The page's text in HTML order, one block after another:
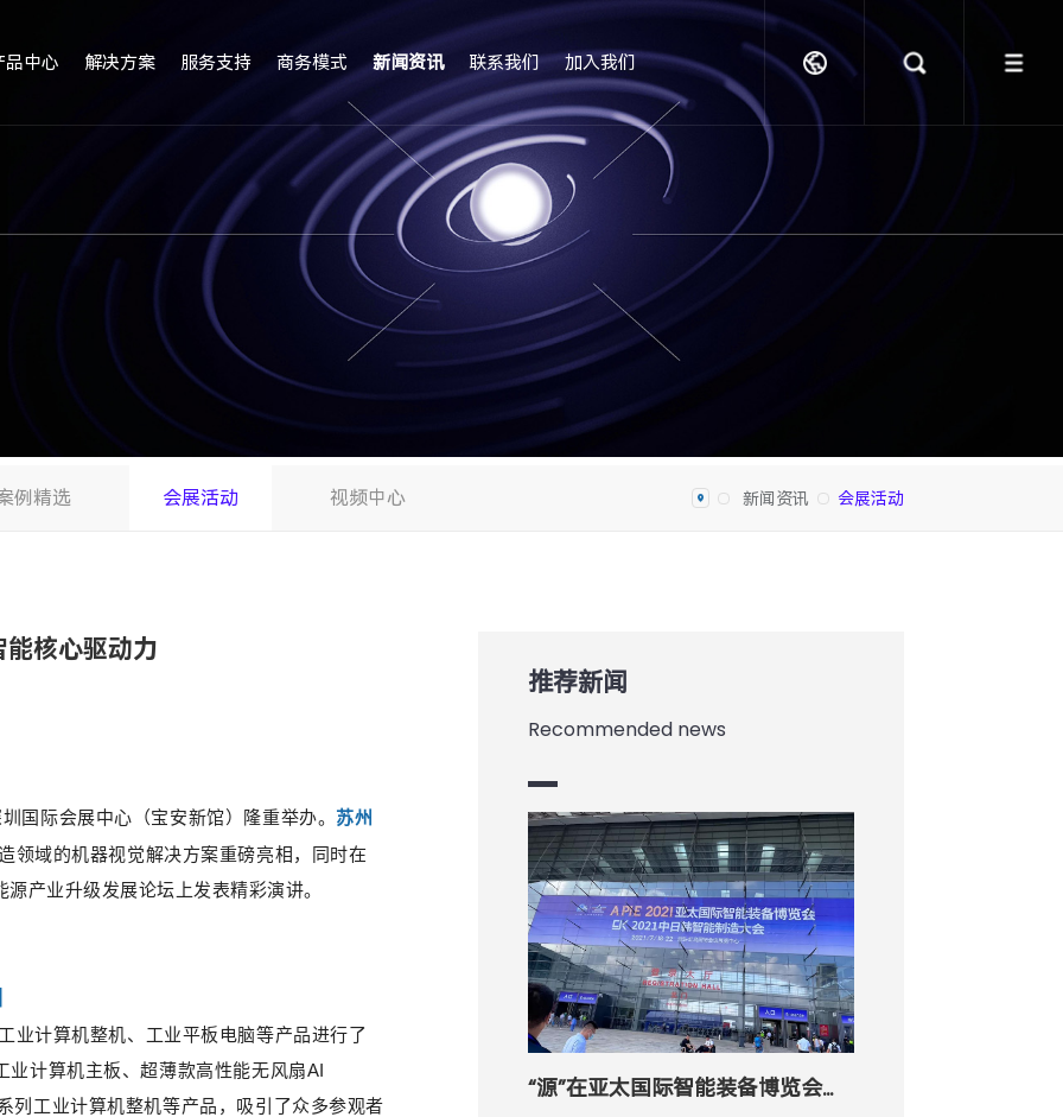
品中心 解决方案 服务支持 商务模式 新闻资讯 联系我们 加入我们
例精选 会展活动 视频中心 新闻资讯 会展活动
核心驱动力
国际会展中心（宝安新馆）隆重举办。 苏州
领域的机器视觉解决方案重磅亮相，同时在
源产业升级发展论坛 上发表精彩演讲。
业计算机整机、工业平板电脑等产品进行了
计算机主板、超薄款高性能无风扇AI
列工业计算机整机等产品，吸引了众多参观者
推荐新闻
Recommended news
“源”在亚太国际智能装备博览会，“控”在工业智能核心驱动力